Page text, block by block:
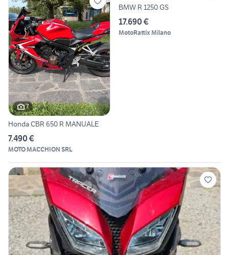
7
Honda CBR 650 R MANUALE
7.490 €
MOTO MACCHION SRL
BMW R 1250 GS
17.690 €
MotoRattix Milano